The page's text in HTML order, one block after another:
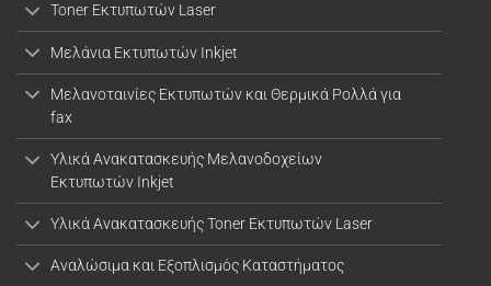
Toner Εκτυπωτών Laser
Μελάνια Εκτυπωτών Inkjet
Μελανοταινίες Εκτυπωτών και Θερμικά Ρολλά για
fax
Υλικά Ανακατασκευής Μελανοδοχείων
Εκτυπωτών Inkjet
Υλικά Ανακατασκευής Toner Εκτυπωτών Laser
Αναλώσιμα και Εξοπλισμός Καταστήματος